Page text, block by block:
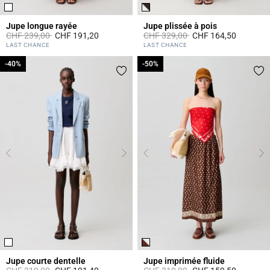
Jupe longue rayée
Prix réduit à partir de
CHF 239,00àCHF 191,20
3.8 out of 5 Customer Rating
LAST CHANCE
Jupe plissée à pois
Prix réduit à partir de
CHF 329,00àCHF 164,50
5 out of 5 Customer Rating
LAST CHANCE
Jupe courte dentelle
-40%
-40%
Jupe imprimée fluide
-50%
-50%